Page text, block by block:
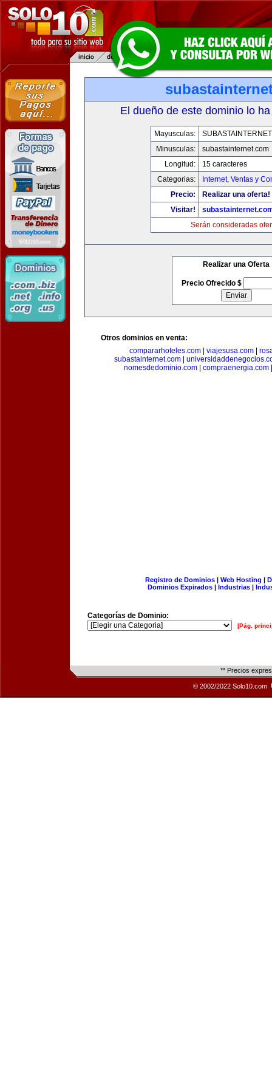
El dueño de este dominio lo
Mayusculas:
Minusculas:
subastainternet.com
Longitud:
15 caracteres
Categorias:
Internet, Ventas y
Precio:
Realizar una oferta!
Visitar!
Serán consideradas
Realizar una Oferta
Precio Ofrecido $
Otros dominios en venta:
compararhoteles.com| viajesusa.com|
subastainternet.com|
nomesdedominio.com| compraenergia.com
Registro de Dominios| Web Hosting |
Dominios Expirados | Industrias |
Categorías de Dominio:
[Pág.
** Precios
© 2002/2022 Solo10.com